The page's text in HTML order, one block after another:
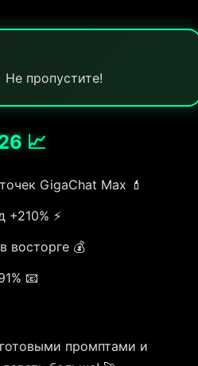
пропустите!
📈
GigaChat Max 💄
⚡
восторге 💰
📧
промптами и